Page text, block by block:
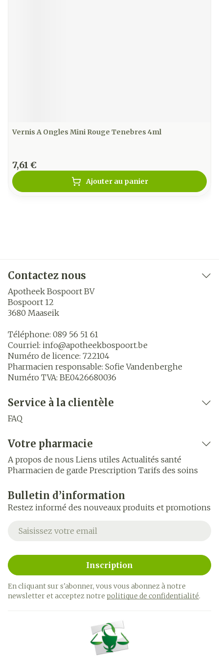
Vernis A Ongles Mini Rouge Tenebres 4ml
7,61 €
Ajouter au panier
Contactez nous
Apotheek Bospoort BV
Bospoort 12
3680 Maaseik
Téléphone: 089 56 51 61
Courriel: info@apotheekbospoort.be
Numéro de licence: 722104
Pharmacien responsable: Sofie Vandenberghe
Numéro TVA: BE0426680036
Service à la clientèle
FAQ
Votre pharmacie
A propos de nous Liens utiles Actualités santé
Pharmacien de garde Prescription Tarifs des soins
Bulletin d’information
Restez informé des nouveaux produits et promotions
Adresse mail
Inscription
En cliquant sur s'abonner, vous vous abonnez à notre
newsletter et acceptez notre politique de confidentialité.